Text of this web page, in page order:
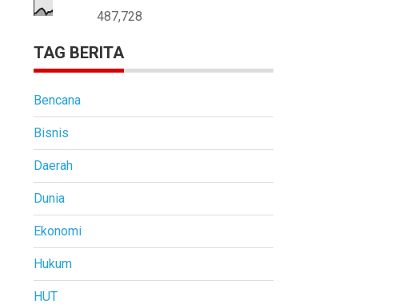
487,728
TAG BERITA
Bencana
Bisnis
Daerah
Dunia
Ekonomi
Hukum
HUT